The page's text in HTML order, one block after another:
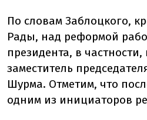
По словам Заблоцкого,
Рады, над реформой
президента, в
заместитель
Шурма. Отметим, что
одним из инициаторов